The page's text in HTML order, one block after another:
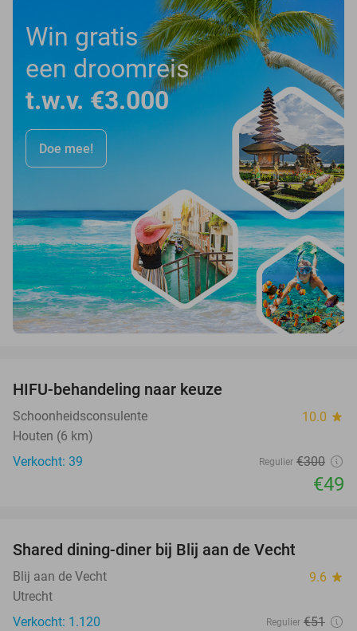
Win gratis
een droomreis
t.w.v. €3.000
Doe mee!
HIFU-behandeling naar keuze
Schoonheidsconsulente 10.0 star
Houten (6 km)
Verkocht: 39
Regulier €300
€49
Shared dining-diner bij Blij aan de Vecht
Blij aan de Vecht 9.6 star
Utrecht
Verkocht: 1.120
Regulier €51